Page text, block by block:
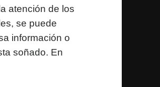
atención de los
se puede
información o
soñado. En